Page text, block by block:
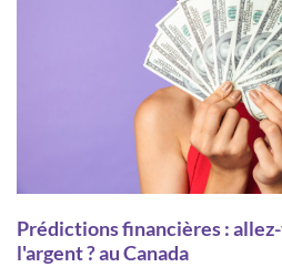
Prédictions financières :
l'argent ? au Canada